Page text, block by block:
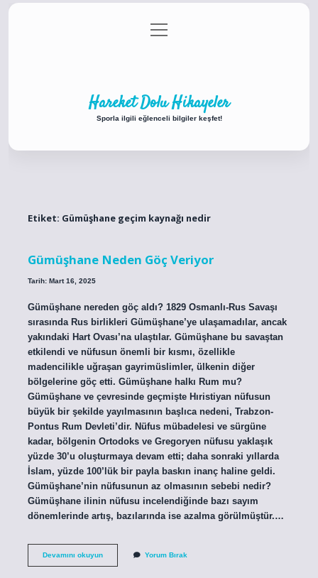
Gizlilik Politikası
menüyü
aç
Hareket Dolu Hikayeler
Sporla ilgili eğlenceli bilgiler keşfet!
Etiket: Gümüşhane geçim kaynağı nedir
Gümüşhane Neden Göç Veriyor
Tarih: Mart 16, 2025
Gümüşhane nereden göç aldı? 1829 Osmanlı-Rus Savaşı
sırasında Rus birlikleri Gümüşhane’ye ulaşamadılar, ancak
yakındaki Hart Ovası’na ulaştılar. Gümüşhane bu savaştan
etkilendi ve nüfusun önemli bir kısmı, özellikle
madencilikle uğraşan gayrimüslimler, ülkenin diğer
bölgelerine göç etti. Gümüşhane halkı Rum mu?
Gümüşhane ve çevresinde geçmişte Hıristiyan nüfusun
büyük bir şekilde yayılmasının başlıca nedeni, Trabzon-
Pontus Rum Devleti’dir. Nüfus mübadelesi ve sürgüne
kadar, bölgenin Ortodoks ve Gregoryen nüfusu yaklaşık
yüzde 30’u oluşturmaya devam etti; daha sonraki yıllarda
İslam, yüzde 100’lük bir payla baskın inanç haline geldi.
Gümüşhane’nin nüfusunun az olmasının sebebi nedir?
Gümüşhane ilinin nüfusu incelendiğinde bazı sayım
dönemlerinde artış, bazılarında ise azalma görülmüştür.…
Devamını okuyunGümüşhane Yorum Bırak